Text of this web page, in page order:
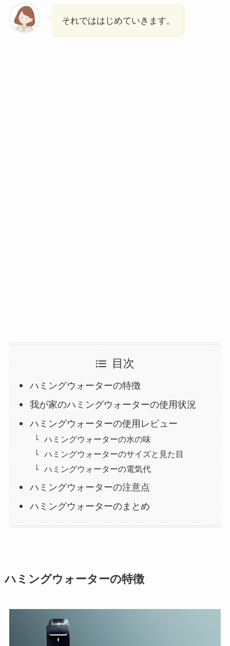
それでははじめていきます。
目次
ハミングウォーターの特徴
我が家のハミングウォーターの使用状況
ハミングウォーターの使用レビュー
ハミングウォーターの水の味
ハミングウォーターのサイズと見た目
ハミングウォーターの電気代
ハミングウォーターの注意点
ハミングウォーターのまとめ
ハミングウォーターの特徴